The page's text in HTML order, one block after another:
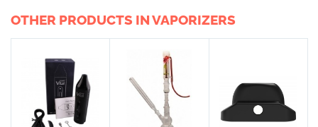
OTHER PRODUCTS IN VAPORIZERS